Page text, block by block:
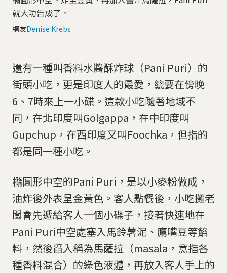
就大功告成了。
網友Denise Krebs
還有一種叫香料水醬酥炸球（Pani Puri）的
街頭小吃，更是印度人的最愛，總要在傍晚
6、7時來上一小碟。這款小吃隨著地域不
同，在北印度叫Golgappa，在中印度叫
Gupchup，在西印度又叫Foochka，但指的
都是同一種小吃。
橢圓形中空的Pani Puri，是以小麥粉做成，
油炸後外表呈金黃色。客人點餐後，小吃攤老
闆會先遞給客人一個小碟子，接著快速地在
Pani Puri中空處塞入馬鈴薯泥、鷹嘴豆等餡
料，然後舀入稱為馬薩拉（masala，意指各
種香料混合）的綠色液體，再放入客人手上的